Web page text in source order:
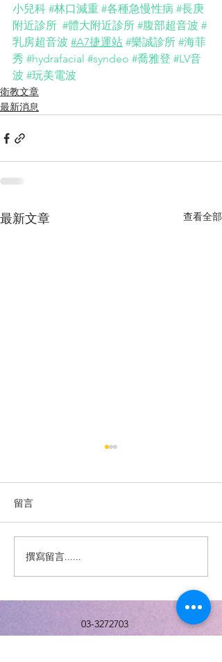
小兒科 #林口減重 #各種急慢性病 #長庚
附近診所 #體大附近診所 #腹部超音波 #
乳房超音波 #A7捷運站 #樂誠診所 #海菲
秀 #hydrafacial #syndeo #喬雅登 #LV音
波 #玩美電波
衛教文章
最新消息
最新文章 查看全部
💉 20價肺炎鏈球菌疫苗 開
打囉！
留言
撰寫留言......
03-3272703